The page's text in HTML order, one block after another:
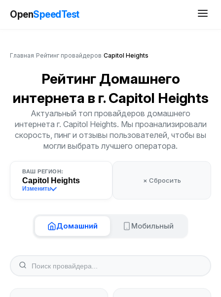
OpenSpeedTest
Главная Рейтинг провайдеров Capitol Heights
Рейтинг Домашнего
интернета в г. Capitol Heights
Актуальный топ провайдеров домашнего
интернета г. Capitol Heights. Мы проанализировали
скорость, пинг и отзывы пользователей, чтобы вы
могли выбрать лучшего оператора.
ВАШ РЕГИОН:
Capitol Heights
Изменить
× Сбросить
Домашний Мобильный